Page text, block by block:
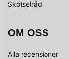
Skötselråd
OM OSS
Alla recensioner